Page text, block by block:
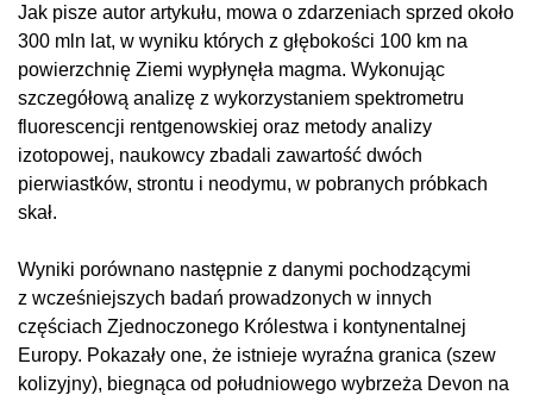
Jak pisze autor artykułu, mowa o zdarzeniach sprzed około
300 mln lat, w wyniku których z głębokości 100 km na
powierzchnię Ziemi wypłynęła magma. Wykonując
szczegółową analizę z wykorzystaniem spektrometru
fluorescencji rentgenowskiej oraz metody analizy
izotopowej, naukowcy zbadali zawartość dwóch
pierwiastków, strontu i neodymu, w pobranych próbkach
skał.
Wyniki porównano następnie z danymi pochodzącymi
z wcześniejszych badań prowadzonych w innych
częściach Zjednoczonego Królestwa i kontynentalnej
Europy. Pokazały one, że istnieje wyraźna granica (szew
kolizyjny), biegnąca od południowego wybrzeża Devon na